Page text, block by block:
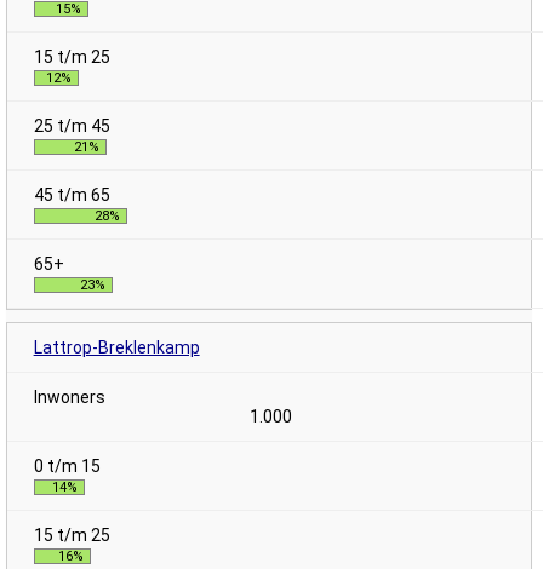
15%
12%
21%
28%
23%
Lattrop-Breklenkamp
1.000
14%
16%